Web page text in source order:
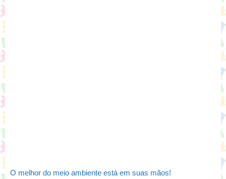
O melhor do meio ambiente está em suas mãos!